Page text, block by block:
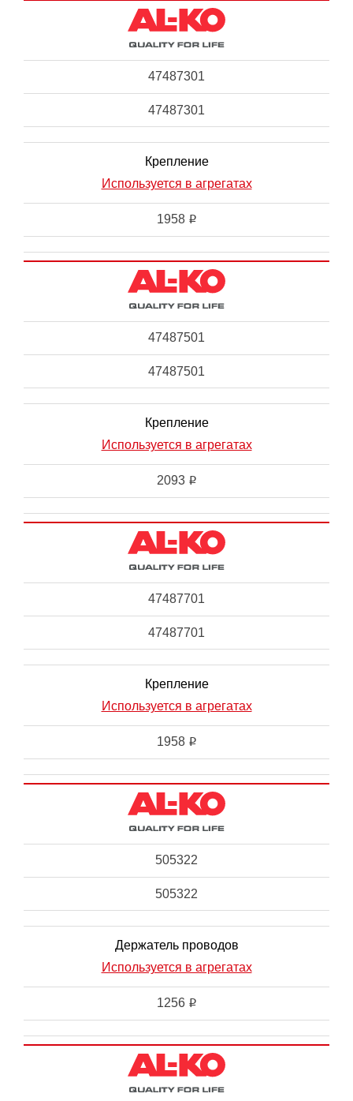
47487301
47487301
Крепление
Используется в агрегатах
1958 i
47487501
47487501
Крепление
Используется в агрегатах
2093 i
47487701
47487701
Крепление
Используется в агрегатах
1958 i
505322
505322
Держатель проводов
Используется в агрегатах
1256 i